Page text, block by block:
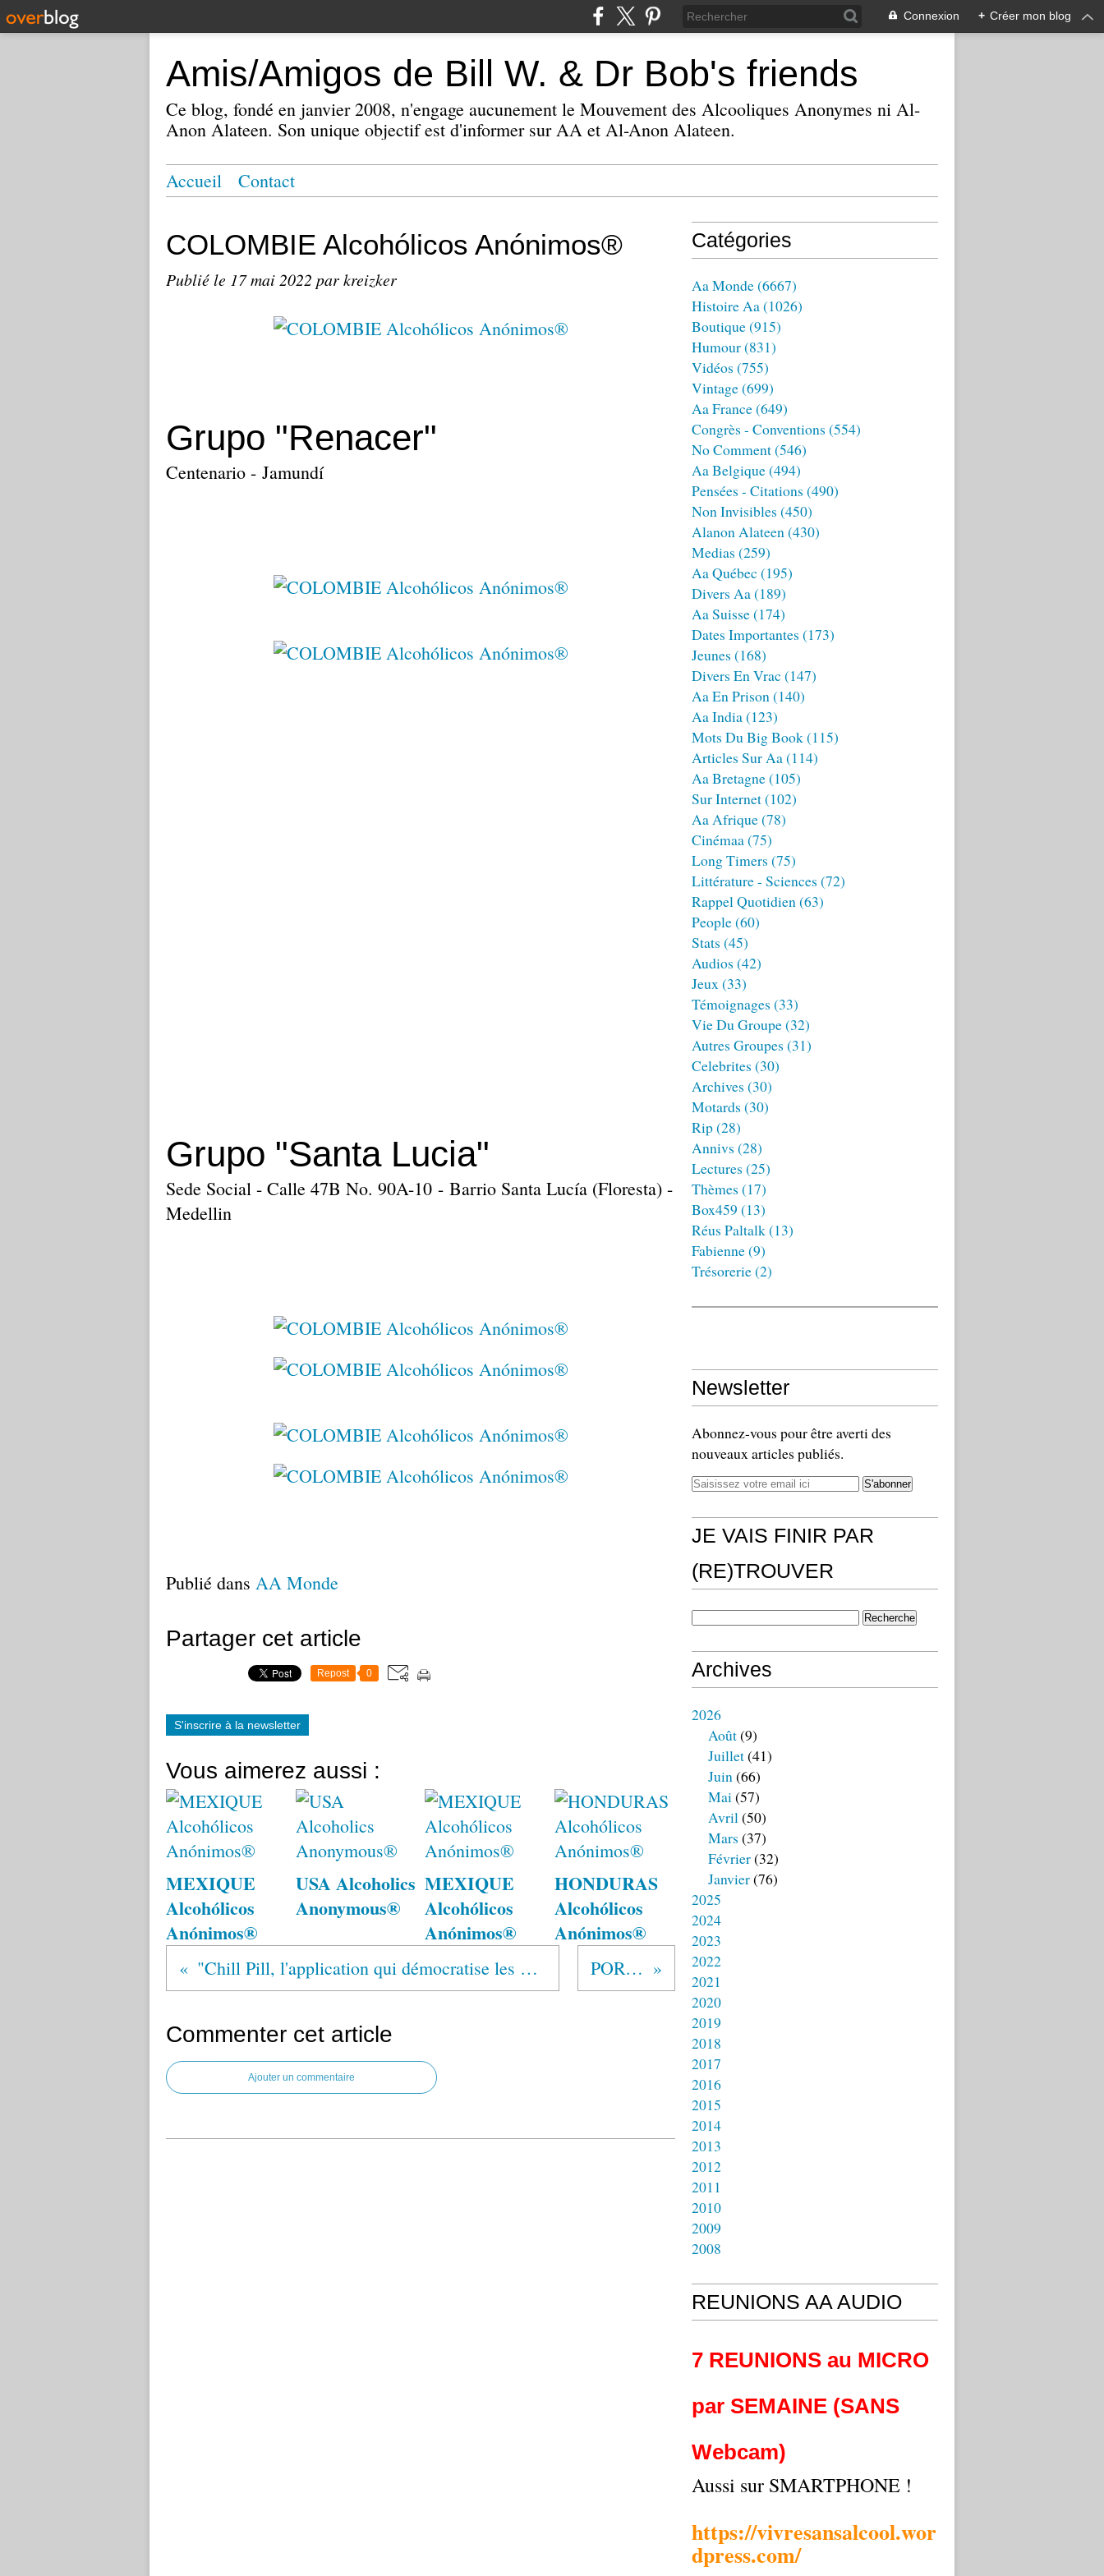
Connexion + Créer mon blog
Amis/Amigos de Bill W. & Dr Bob's friends
Ce blog, fondé en janvier 2008, n'engage aucunement le Mouvement des Alcooliques Anonymes ni Al-
Anon Alateen. Son unique objectif est d'informer sur AA et Al-Anon Alateen.
Accueil Contact
COLOMBIE Alcohólicos Anónimos®
Publié le 17 mai 2022 par kreizker
Grupo "Renacer"
Centenario - Jamundí
Grupo "Santa Lucia"
Sede Social - Calle 47B No. 90A-10 - Barrio Santa Lucía (Floresta) -
Medellin
Publié dans AA Monde
Partager cet article
Repost 0
S'inscrire à la newsletter
Vous aimerez aussi :
MEXIQUE
Alcohólicos
Anónimos®
USA Alcoholics
Anonymous®
MEXIQUE
Alcohólicos
Anónimos®
HONDURAS
Alcohólicos
Anónimos®
"Chill Pill, l'application qui démocratise les groupes de parole chez les jeunes" PORTRAITS
Commenter cet article
Ajouter un commentaire
Catégories
Aa Monde(6667)
Histoire Aa(1026)
Boutique(915)
Humour(831)
Vidéos (755)
Vintage(699)
Aa France(649)
Congrès - Conventions (554)
No Comment(546)
Aa Belgique(494)
Pensées - Citations (490)
Non Invisibles (450)
Alanon Alateen(430)
Medias (259)
Aa Québec (195)
Divers Aa(189)
Aa Suisse(174)
Dates Importantes (173)
Jeunes (168)
Divers En Vrac (147)
Aa En Prison(140)
Aa India(123)
Mots Du Big Book(115)
Articles Sur Aa(114)
Aa Bretagne(105)
Sur Internet(102)
Aa Afrique(78)
Cinémaa(75)
Long Timers (75)
Littérature - Sciences (72)
Rappel Quotidien(63)
People(60)
Stats (45)
Audios (42)
Jeux(33)
Témoignages (33)
Vie Du Groupe(32)
Autres Groupes (31)
Celebrites (30)
Archives (30)
Motards (30)
Rip(28)
Annivs (28)
Lectures (25)
Thèmes (17)
Box459 (13)
Réus Paltalk(13)
Fabienne(9)
Trésorerie(2)
Newsletter
Abonnez-vous pour être averti des
nouveaux articles publiés.
JE VAIS FINIR PAR
(RE)TROUVER
Archives
2026
Août(9)
Juillet(41)
Juin(66)
Mai(57)
Avril(50)
Mars (37)
Février(32)
Janvier(76)
2025
2024
2023
2022
2021
2020
2019
2018
2017
2016
2015
2014
2013
2012
2011
2010
2009
2008
REUNIONS AA AUDIO
7 REUNIONS au MICRO
par SEMAINE (SANS
Webcam)
Aussi sur SMARTPHONE !
https://vivresansalcool.wor
dpress.com/